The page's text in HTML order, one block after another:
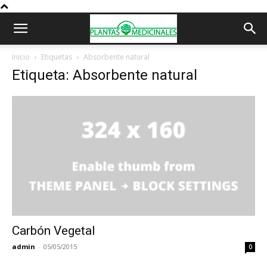
Inicio Etiquetas Absorbente natural
Etiqueta: Absorbente natural
Carbón Vegetal
admin - 05/05/2015 0